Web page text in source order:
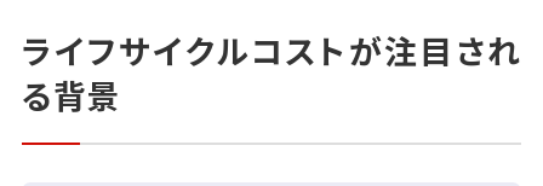
ライフサイクルコストが注目され
る背景